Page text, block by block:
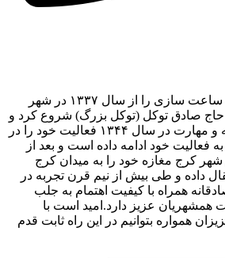
آقای محسن توکل حرفه ساعت سازی را از سال ۱۳۳۷ در شهر
حاج صادق توکل (توکل بزرگ) شروع کرد و
پس از سالها کسب تجربه و مهارت در سال ۱۳۴۴ فعالیت خود را در
فعالیت خود ادامه داده است و بعد از
کرج مغازه خود را به میدان کرج
داده و طی بیش از نیم قرن تجربه در
همراه با کیفیت اهتمام به جلب
عزیز دارد.امید است با
همواره بتوانیم در این راه ثابت قدم